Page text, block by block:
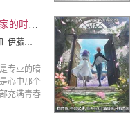
剧场版 暗杀教室 大家的时间 劇場版 暗殺教室
海 矢作纱友里 松浦千惠
专业的暗
心中那个
充满青春